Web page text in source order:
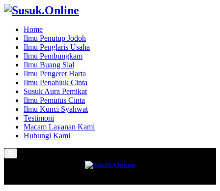
Home
Ilmu Penutup Jodoh
Ilmu Penglaris Usaha
Ilmu Pembungkam
Ilmu Buang Sial
Ilmu Pengeret Harta
Ilmu Penahluk Cinta
Susuk Aura Pemikat
Ilmu Pemutus Cinta
Ilmu Kunci Syahwat
Testimoni
Macam Layanan Kami
Hubungi Kami
Menu